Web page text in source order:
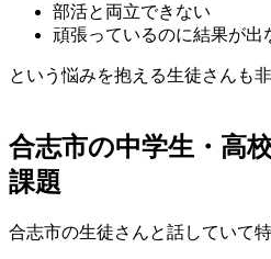
部活と両立できない
頑張っているのに結果が出
という悩みを抱える生徒さんも
合志市の中学生・高
課題
合志市の生徒さんと話していて